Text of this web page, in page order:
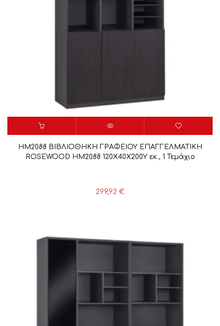
HM2088 ΒΙΒΛΙΟΘΗΚΗ ΓΡΑΦΕΙΟΥ ΕΠΑΓΓΕΛΜΑΤΙΚΗ
ROSEWOOD HM2088 120Χ40Χ200Υ εκ., 1 Τεμάχιο
299,92 €